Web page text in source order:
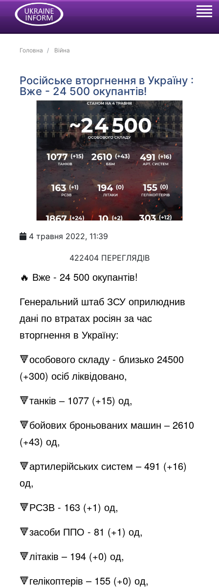
Головна Війна
Російське вторгнення в Україну :
Вже - 24 500 окупантів!
4 травня 2022, 11:39
422404 ПЕРЕГЛЯДІВ
🔥 Вже - 24 500 окупантів!
Генеральний штаб ЗСУ оприлюднив
дані по втратах росіян за час
вторгнення в Україну:
🔻особового складу - близько 24500
(+300) осіб ліквідовано,
🔻танків ‒ 1077 (+15) од,
🔻бойових броньованих машин ‒ 2610
(+43) од,
🔻артилерійських систем – 491 (+16)
од,
🔻РСЗВ - 163 (+1) од,
🔻засоби ППО - 81 (+1) од,
🔻літаків – 194 (+0) од,
🔻гелікоптерів – 155 (+0) од,